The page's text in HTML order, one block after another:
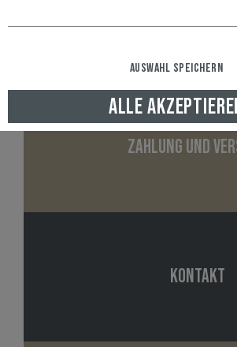
ZAHLUNG UND
KONTAKT
AUSWAHL SPEICHERN
ALLE